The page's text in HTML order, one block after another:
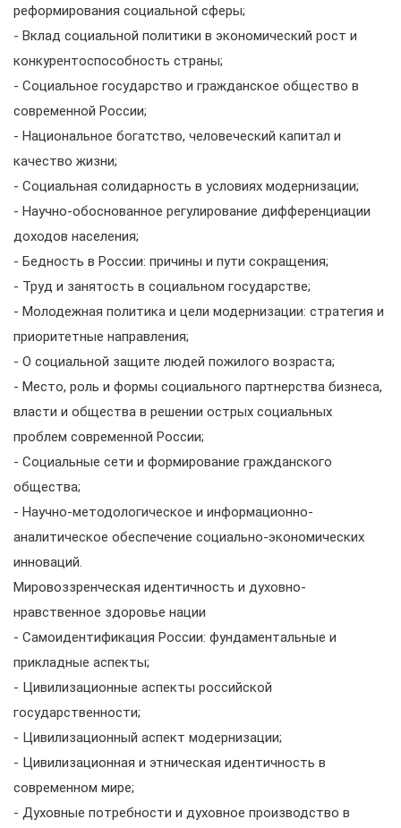
реформирования социальной сферы;
- Вклад социальной политики в экономический рост и
конкурентоспособность страны;
- Социальное государство и гражданское общество в
современной России;
- Национальное богатство, человеческий капитал и
качество жизни;
- Социальная солидарность в условиях модернизации;
- Научно-обоснованное регулирование дифференциации
доходов населения;
- Бедность в России: причины и пути сокращения;
- Труд и занятость в социальном государстве;
- Молодежная политика и цели модернизации: стратегия и
приоритетные направления;
- О социальной защите людей пожилого возраста;
- Место, роль и формы социального партнерства бизнеса,
власти и общества в решении острых социальных
проблем современной России;
- Социальные сети и формирование гражданского
общества;
- Научно-методологическое и информационно-
аналитическое обеспечение социально-экономических
инноваций.
Мировоззренческая идентичность и духовно-
нравственное здоровье нации
- Самоидентификация России: фундаментальные и
прикладные аспекты;
- Цивилизационные аспекты российской
государственности;
- Цивилизационный аспект модернизации;
- Цивилизационная и этническая идентичность в
современном мире;
- Духовные потребности и духовное производство в